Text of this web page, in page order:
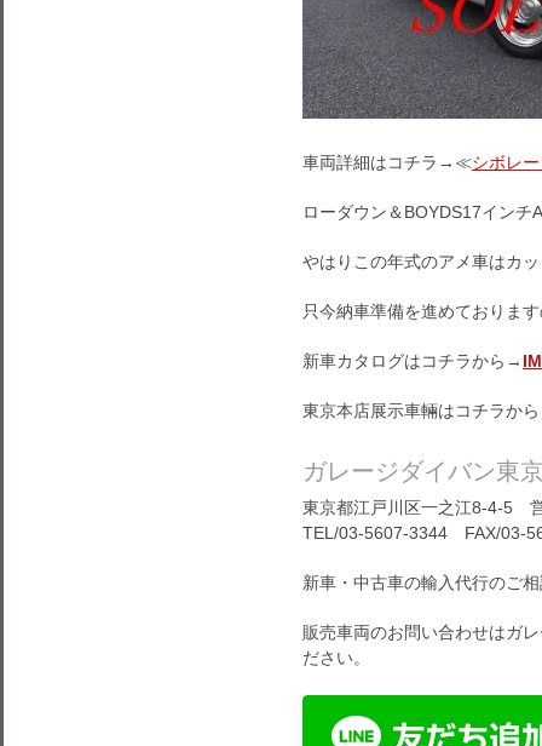
車両詳細はコチラ→≪シボレ
ローダウン＆BOYDS17インチ
やはりこの年式のアメ車はカ
只今納車準備を進めておりま
新車カタログはコチラから→
東京本店展示車輛はコチラか
ガレージダイバン東
東京都江戸川区一之江8-4-5
TEL/03-5607-3344 FAX/03-
新車・中古車の輸入代行のご
販売車両のお問い合わせはガ
ださい。